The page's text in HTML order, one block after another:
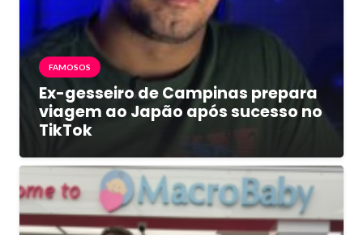
FAMOSOS
Ex-gesseiro de Campinas prepara
viagem ao Japão após sucesso no
TikTok